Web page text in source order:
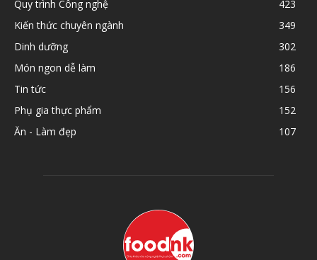
Quy trình Công nghệ
423
Kiến thức chuyên ngành
349
Dinh dưỡng
302
Món ngon dễ làm
186
Tin tức
156
Phụ gia thực phẩm
152
Ăn - Làm đẹp
107